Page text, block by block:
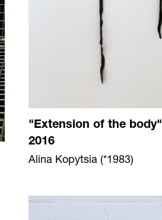
"Extension of the body"
2016
Alina Kopytsia (*1983)